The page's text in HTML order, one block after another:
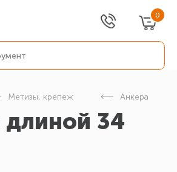
0
Метизы, крепеж Анкера
34